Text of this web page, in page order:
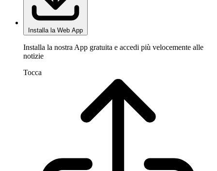
Installa la Web App
Installa la nostra App gratuita e accedi più velocemente alle
notizie
Tocca